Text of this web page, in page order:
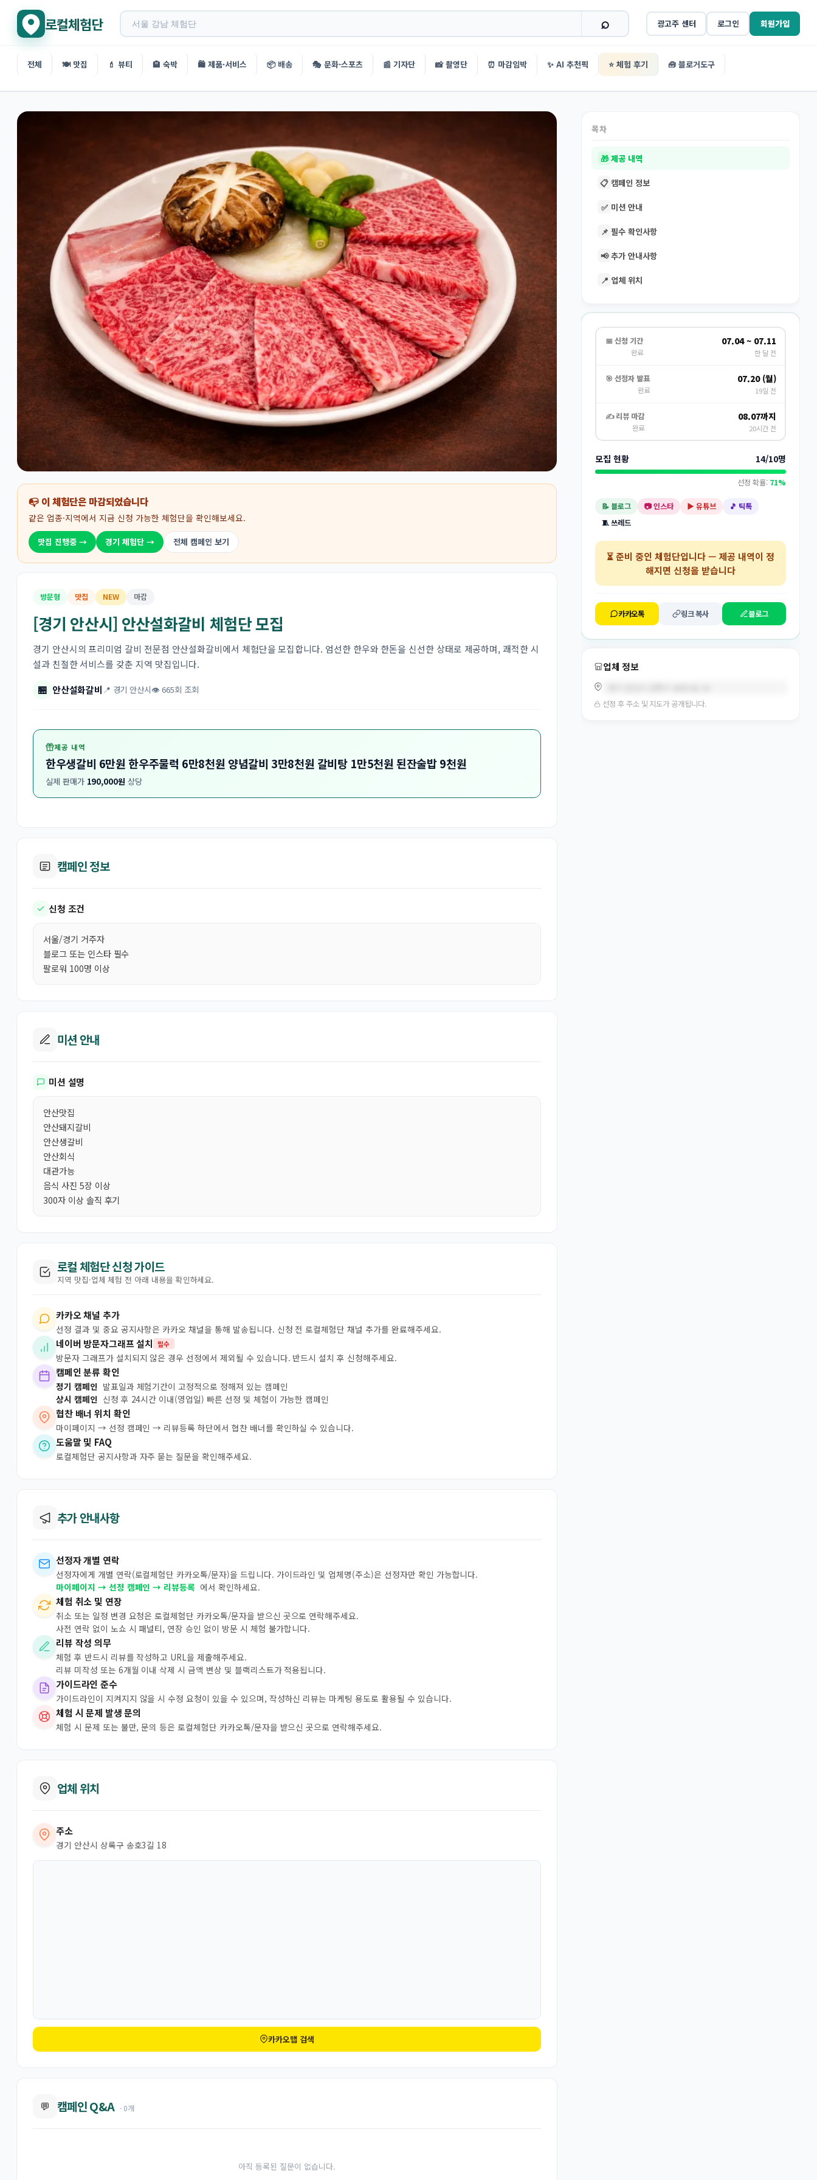
로컬체험단 광고주 센터 로그인 회원가입
전체 🍽️ 맛집 💄 뷰티 🏨 숙박 🛍️ 제품·서비스 📦 배송 🎭 문화·스포츠 📰 기자단 📸 촬영단 ⏰ 마감임박 ✨ AI 추천픽 ⭐ 체험 후기 🧰 블로거도구
📭 이 체험단은 마감되었습니다
같은 업종·지역에서 지금 신청 가능한 체험단을 확인해보세요.
맛집 진행중 → 경기 체험단 → 전체 캠페인 보기
방문형 맛집 NEW 마감
[경기 안산시] 안산설화갈비 체험단 모집
경기 안산시의 프리미엄 갈비 전문점 안산설화갈비에서 체험단을 모집합니다. 엄선한 한우와 한돈을 신선한 상태로 제공하며, 쾌적한 시
설과 친절한 서비스를 갖춘 지역 맛집입니다.
🏪 안산설화갈비 📍 경기 안산시👁 665회 조회
제공 내역
한우생갈비 6만원 한우주물럭 6만8천원 양념갈비 3만8천원 갈비탕 1만5천원 된잔술밥 9천원
실제 판매가 190,000원 상당
캠페인 정보
신청 조건
서울/경기 거주자
블로그 또는 인스타 필수
팔로워 100명 이상
미션 안내
미션 설명
안산맛집
안산돼지갈비
안산생갈비
안산회식
대관가능
음식 사진 5장 이상
300자 이상 솔직 후기
로컬 체험단 신청 가이드
지역 맛집·업체 체험 전 아래 내용을 확인하세요.
카카오 채널 추가
선정 결과 및 중요 공지사항은 카카오 채널을 통해 발송됩니다. 신청 전 로컬체험단 채널 추가를 완료해주세요.
네이버 방문자그래프 설치 필수
방문자 그래프가 설치되지 않은 경우 선정에서 제외될 수 있습니다. 반드시 설치 후 신청해주세요.
캠페인 분류 확인
정기 캠페인 발표일과 체험기간이 고정적으로 정해져 있는 캠페인
상시 캠페인 신청 후 24시간 이내(영업일) 빠른 선정 및 체험이 가능한 캠페인
협찬 배너 위치 확인
마이페이지 → 선정 캠페인 → 리뷰등록 하단에서 협찬 배너를 확인하실 수 있습니다.
도움말 및 FAQ
로컬체험단 공지사항과 자주 묻는 질문을 확인해주세요.
추가 안내사항
선정자 개별 연락
선정자에게 개별 연락(로컬체험단 카카오톡/문자)을 드립니다. 가이드라인 및 업체명(주소)은 선정자만 확인 가능합니다.
마이페이지 → 선정 캠페인 → 리뷰등록 에서 확인하세요.
체험 취소 및 연장
취소 또는 일정 변경 요청은 로컬체험단 카카오톡/문자을 받으신 곳으로 연락해주세요.
사전 연락 없이 노쇼 시 패널티, 연장 승인 없이 방문 시 체험 불가합니다.
리뷰 작성 의무
체험 후 반드시 리뷰를 작성하고 URL을 제출해주세요.
리뷰 미작성 또는 6개월 이내 삭제 시 금액 변상 및 블랙리스트가 적용됩니다.
가이드라인 준수
가이드라인이 지켜지지 않을 시 수정 요청이 있을 수 있으며, 작성하신 리뷰는 마케팅 용도로 활용될 수 있습니다.
체험 시 문제 발생 문의
체험 시 문제 또는 불만, 문의 등은 로컬체험단 카카오톡/문자을 받으신 곳으로 연락해주세요.
업체 위치
주소
경기 안산시 상록구 송호3길 18
카카오맵 검색
💬 캠페인 Q&A · 0개
아직 등록된 질문이 없습니다.
목차
🎁 제공 내역
📋 캠페인 정보
✅ 미션 안내
📌 필수 확인사항
📢 추가 안내사항
📍 업체 위치
📅 신청 기간
완료
07.04 ~ 07.11
한 달 전
🎯 선정자 발표
완료
07.20 (월)
19일 전
✍️ 리뷰 마감
완료
08.07까지
20시간 전
모집 현황 14/10명
선정 확률: 71%
📝 블로그 📷 인스타 ▶️ 유튜브
🎵 틱톡
🧵 쓰레드
⏳준비 중인 체험단입니다 — 제공 내역이 정
해지면 신청을 받습니다
카카오톡 링크 복사 블로그
업체 정보
선정 후 주소 및 지도가 공개됩니다.